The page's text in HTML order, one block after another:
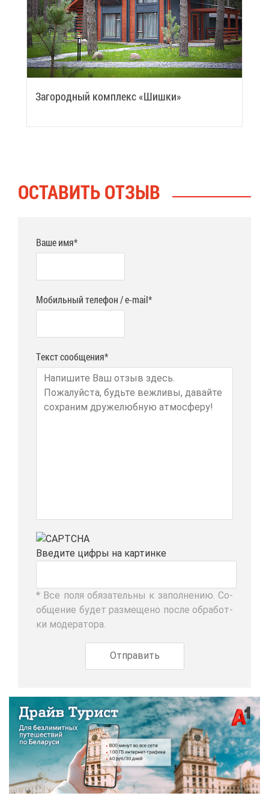
За­го­род­ный ком­плекс «Шиш­ки»
ОСТА­ВИТЬ ОТ­ЗЫВ
Ваше имя*
Мобильный телефон / e-mail*
Текст сообщения*
Вве­ди­те циф­ры на кар­тин­ке
* Все по­ля обя­за­тель­ны к за­пол­не­нию. Со­
об­ще­ние бу­дет раз­ме­ще­но по­сле об­ра­бот­
ки мо­де­ра­то­ра.